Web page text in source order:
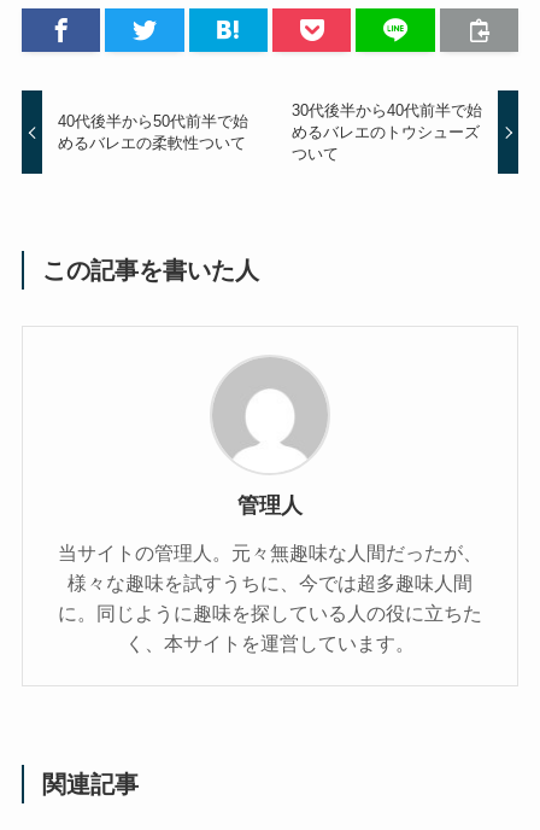
40代後半から50代前半で始
めるバレエの柔軟性ついて
30代後半から40代前半で始
めるバレエのトウシューズ
ついて
この記事を書いた人
管理人
当サイトの管理人。元々無趣味な人間だったが、
様々な趣味を試すうちに、今では超多趣味人間
に。同じように趣味を探している人の役に立ちた
く、本サイトを運営しています。
関連記事